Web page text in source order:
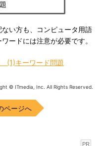
い方も、コンピュータ用語
ードには注意が必要です。
(1)キーワード問題
© ITmedia, Inc. All Rights Reserved.
ページへ
PR